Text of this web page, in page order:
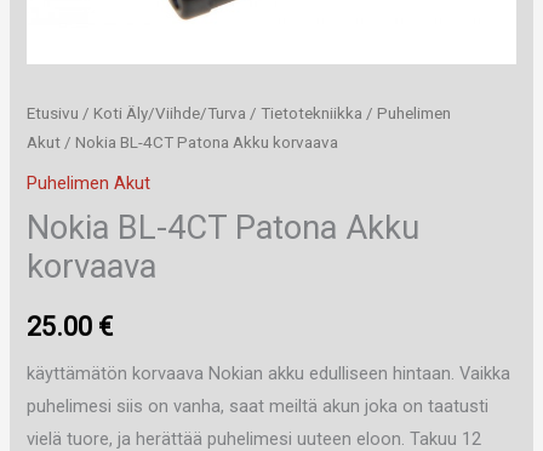
Etusivu / Koti Äly/Viihde/Turva /Tietotekniikka / Puhelimen
Akut / Nokia BL-4CT Patona Akku korvaava
Puhelimen Akut
Nokia BL-4CT Patona Akku
korvaava
25.00 €
käyttämätön korvaava Nokian akku edulliseen hintaan. Vaikka
puhelimesi siis on vanha, saat meiltä akun joka on taatusti
vielä tuore, ja herättää puhelimesi uuteen eloon. Takuu 12